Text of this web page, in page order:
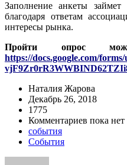
Заполнение анкеты
благодаря ответам
интересы рынка.
Пройти опрос
https://docs.google.com/
Наталия Жарова
Декабрь 26, 2018
1775
Комментариев пока нет
события
События